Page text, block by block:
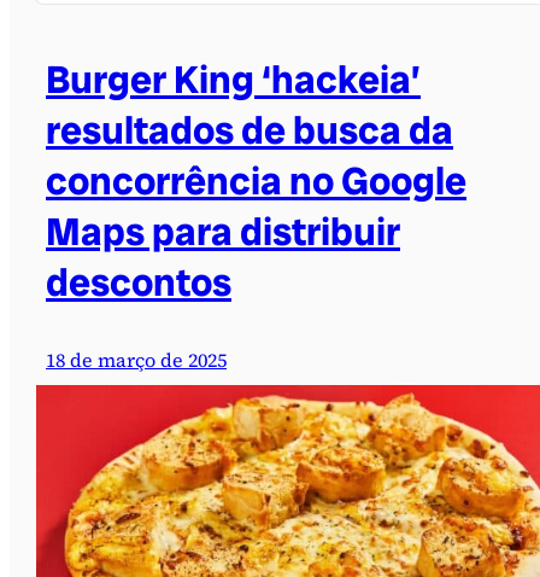
Burger King ‘hackeia’
resultados de busca da
concorrência no Google
Maps para distribuir
descontos
18 de março de 2025